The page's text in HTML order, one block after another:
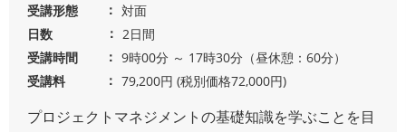
受講形態
対面
日数
2日間
受講時間
9時00分 ～ 17時30分（昼休憩：60分）
受講料
79,200円 (税別価格72,000円)
プロジェクトマネジメントの基礎知識を学ぶことを目